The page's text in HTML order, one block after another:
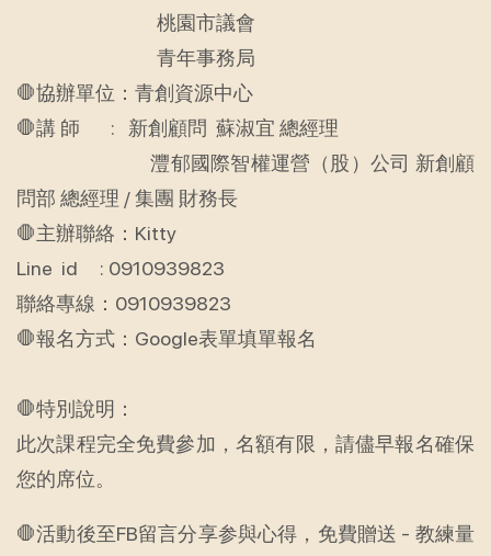
桃園市議會
青年事務局
🛑協辦單位：青創資源中心
🛑講 師 : 新創顧問 蘇淑宜 總經理
灃郁國際智權運營（股）公司 新創顧
問部 總經理 / 集團 財務長
🛑主辦聯絡：Kitty
Line id : 0910939823
聯絡專線：0910939823
🛑報名方式：Google表單填單報名
🛑特別說明：
此次課程完全免費參加，名額有限，請儘早報名確保
您的席位。
🛑活動後至FB留言分享参與心得，免費贈送 - 教練量